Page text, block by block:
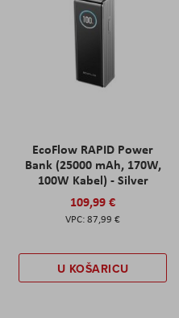
EcoFlow RAPID Power
Bank (25000 mAh, 170W,
100W Kabel) - Silver
109,99 €
87,99 €
U KOŠARICU